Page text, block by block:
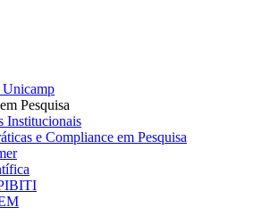
Unicamp
Pesquisa
Institucionais
e Compliance em Pesquisa